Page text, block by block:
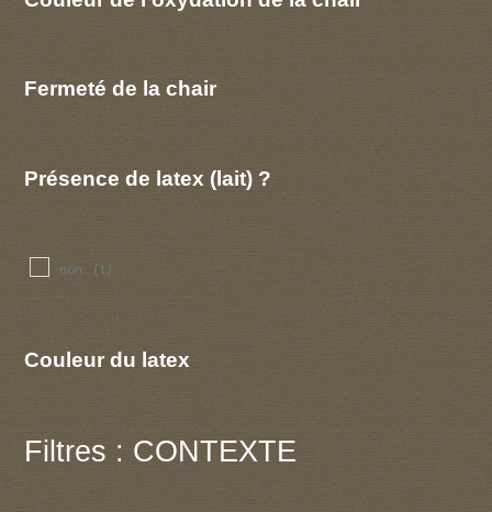
Fermeté de la chair
Présence de latex (lait) ?
non (1)
Couleur du latex
Filtres : CONTEXTE